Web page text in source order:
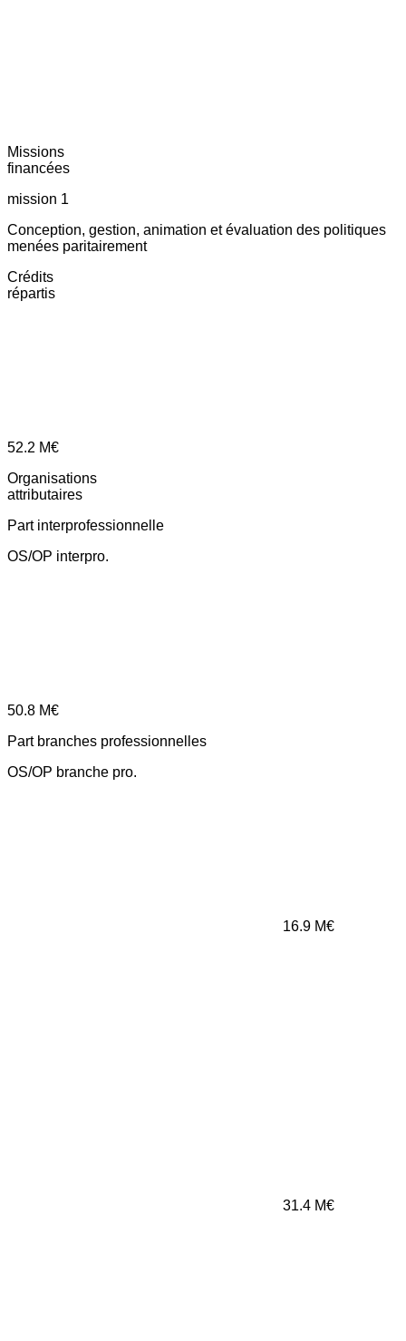
Missions
financées
mission 1
Conception, gestion, animation et évaluation des politiques
menées paritairement
Crédits
répartis
52.2 M€
Organisations
attributaires
Part interprofessionnelle
OS/OP interpro.
50.8 M€
Part branches professionnelles
OS/OP branche pro.
16.9 M€
31.4 M€